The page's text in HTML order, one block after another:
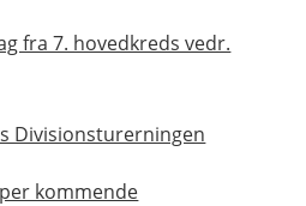
fra 7. hovedkreds vedr.
Divisionsturerningen
kommende